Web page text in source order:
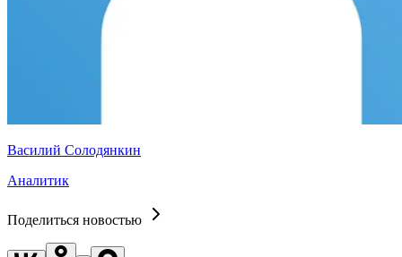
Василий Солодянкин
Аналитик
Поделиться новостью